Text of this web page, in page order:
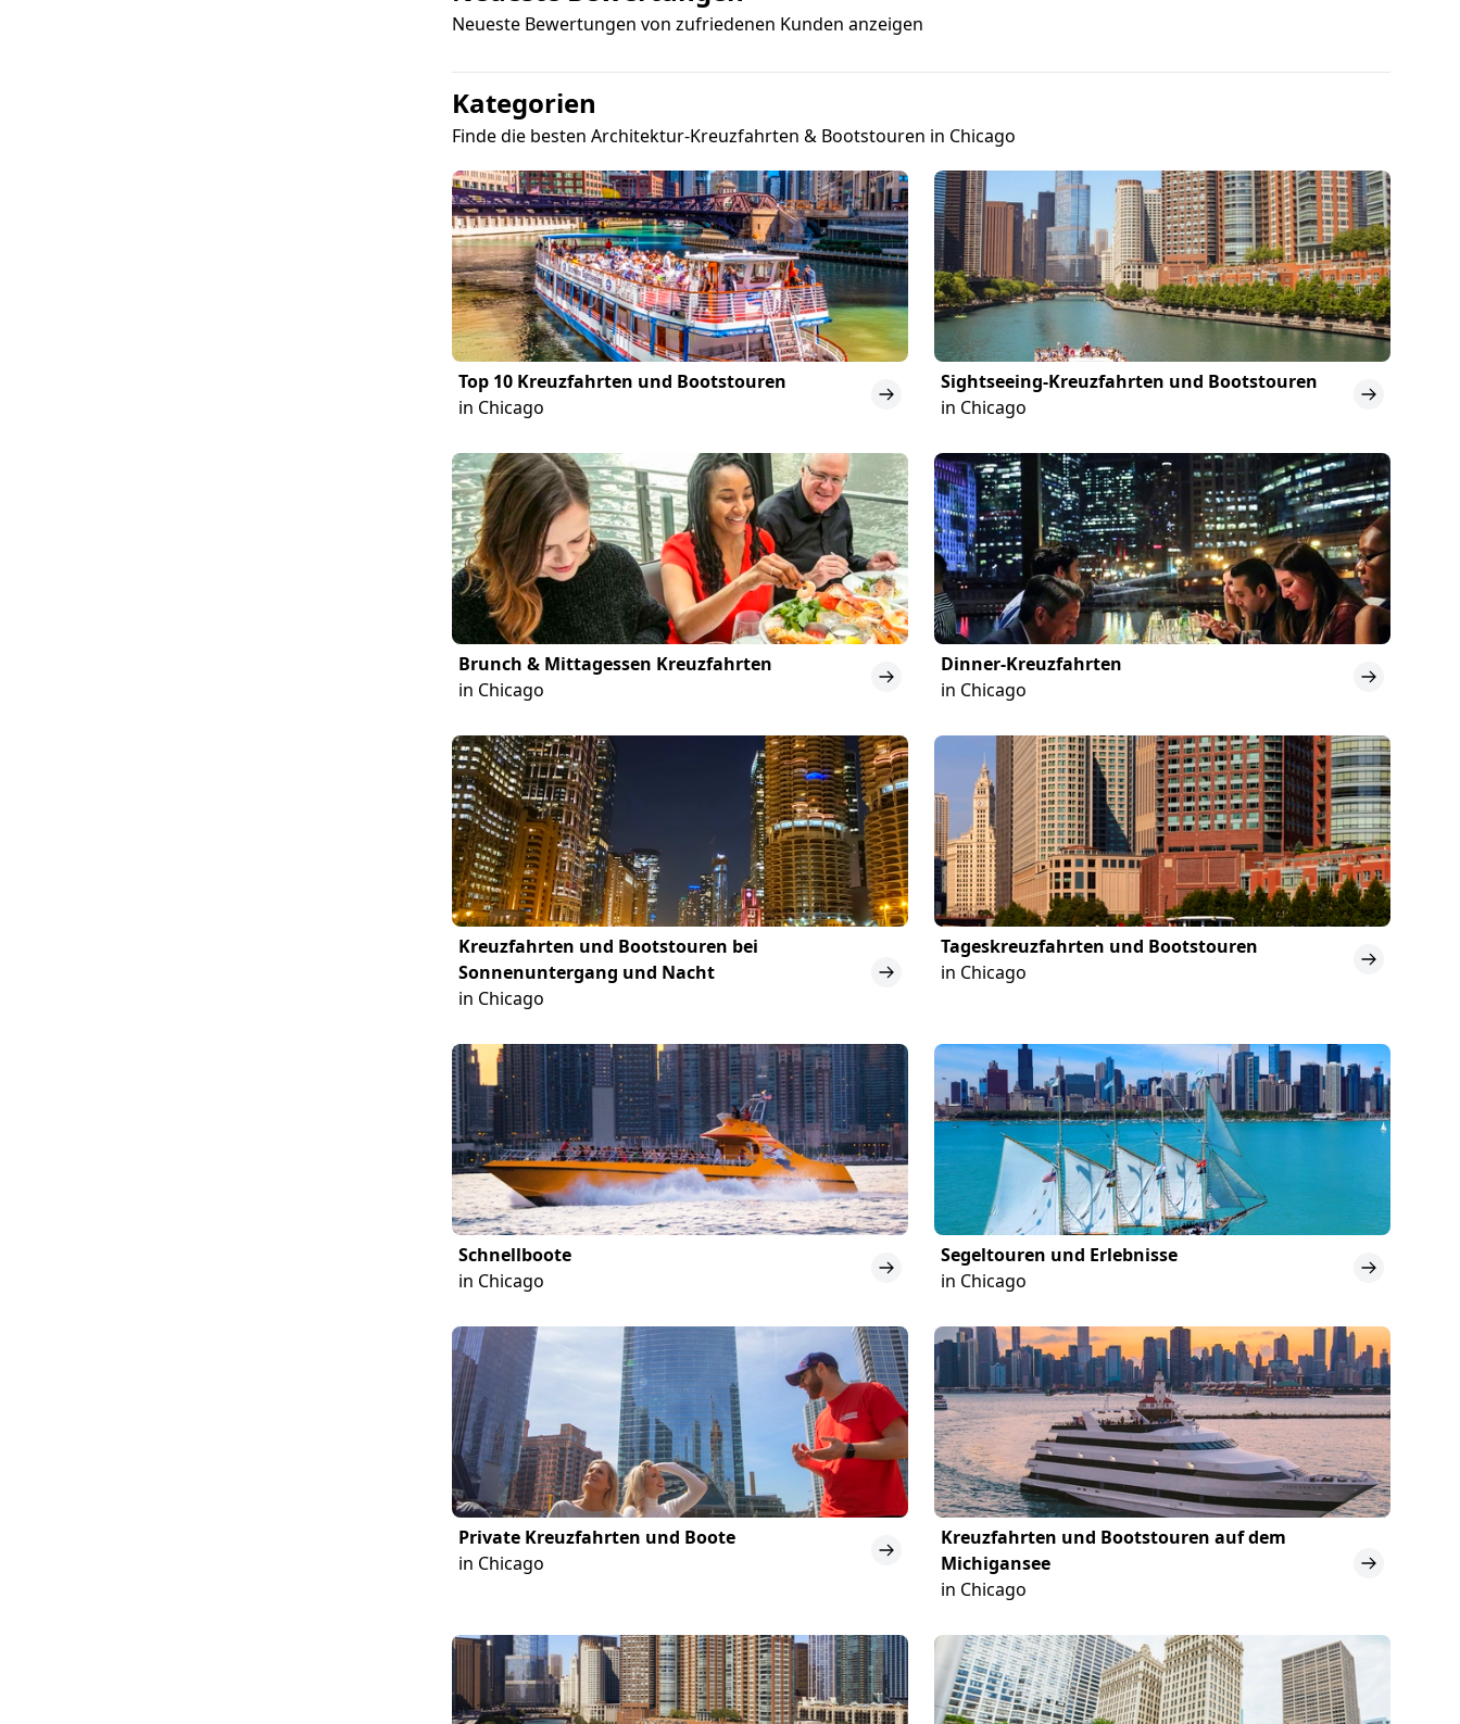
Neueste Bewertungen von zufriedenen Kunden anzeigen
Kategorien
Finde die besten Architektur-Kreuzfahrten & Bootstouren in Chicago
Top 10 Kreuzfahrten und Bootstouren
in Chicago
Sightseeing-Kreuzfahrten und Bootstouren
in Chicago
Brunch & Mittagessen Kreuzfahrten
in Chicago
Dinner-Kreuzfahrten
in Chicago
Kreuzfahrten und Bootstouren bei
Sonnenuntergang und Nacht
in Chicago
Tageskreuzfahrten und Bootstouren
in Chicago
Schnellboote
in Chicago
Segeltouren und Erlebnisse
in Chicago
Private Kreuzfahrten und Boote
in Chicago
Kreuzfahrten und Bootstouren auf dem
Michigansee
in Chicago